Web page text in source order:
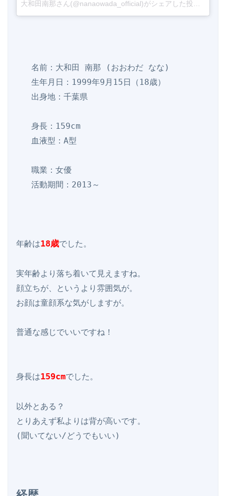
年齢は18歳でした。
実年齢より落ち着いて見えますね。
顔立ちが、というより雰囲気が。
お顔は童顔系な気がしますが。
普通な感じでいいですね！
身長は159cmでした。
以外とある？
とりあえず私よりは背が高いです。